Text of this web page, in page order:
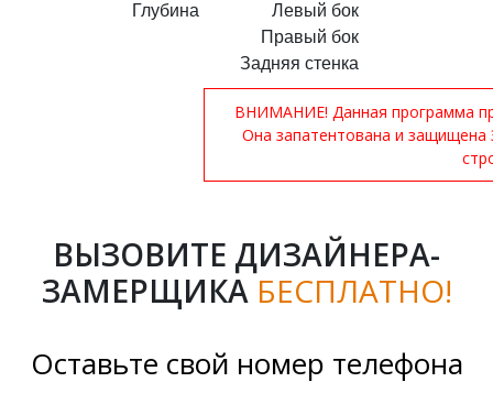
Глубина
Левый бок
Правый бок
Задняя стенка
ВНИМАНИЕ! Данная программа
Она запатентована и
ВЫЗОВИТЕ ДИЗАЙНЕРА-
ЗАМЕРЩИКА БЕСПЛАТНО!
Оставьте свой номер телефона